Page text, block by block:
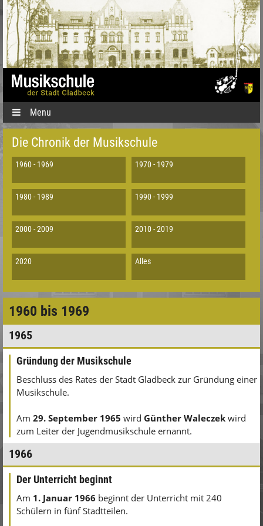
Menu
Die Chronik der Musikschule
1960 - 1969 1970 - 1979
1980 - 1989 1990 - 1999
2000 - 2009 2010 - 2019
2020 Alles
1960 bis 1969
1965
Gründung der Musikschule
Beschluss des Rates der Stadt Gladbeck zur Gründung einer
Musikschule.
Am 29. September 1965 wird Günther Waleczek wird
zum Leiter der Jugendmusikschule ernannt.
1966
Der Unterricht beginnt
Am 1. Januar 1966 beginnt der Unterricht mit 240
Schülern in fünf Stadtteilen.